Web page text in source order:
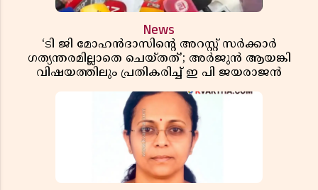
News
‘ടി ജി മോഹൻദാസിൻ്റെ അറസ്റ്റ് സർക്കാർ
ഗത്യന്തരമില്ലാതെ ചെയ്തത്’; അർജുൻ ആയങ്കി
വിഷയത്തിലും പ്രതികരിച്ച് ഇ പി ജയരാജൻ